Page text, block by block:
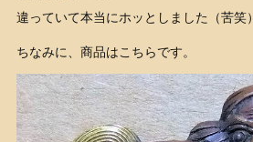
違っていて本当にホッとしました（苦笑）
ちなみに、商品はこちらです。